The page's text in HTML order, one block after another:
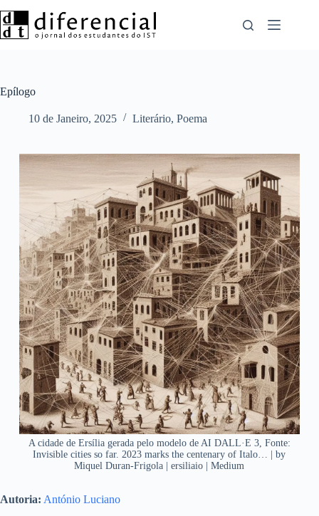
para
o
Epílogo
10 de Janeiro, 2025 Literário, Poema
A cidade de Ersília gerada pelo modelo de AI DALL·E 3, Fonte:
Invisible cities so far. 2023 marks the centenary of Italo… | by
Miquel Duran-Frigola | ersiliaio | Medium
Autoria: António Luciano